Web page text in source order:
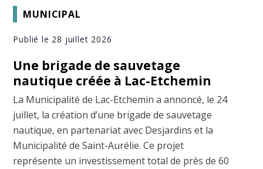
MUNICIPAL
Publié le 28 juillet 2026
Une brigade de sauvetage
nautique créée à Lac-Etchemin
La Municipalité de Lac-Etchemin a annoncé, le 24
juillet, la création d’une brigade de sauvetage
nautique, en partenariat avec Desjardins et la
Municipalité de Saint-Aurélie. Ce projet
représente un investissement total de près de 60